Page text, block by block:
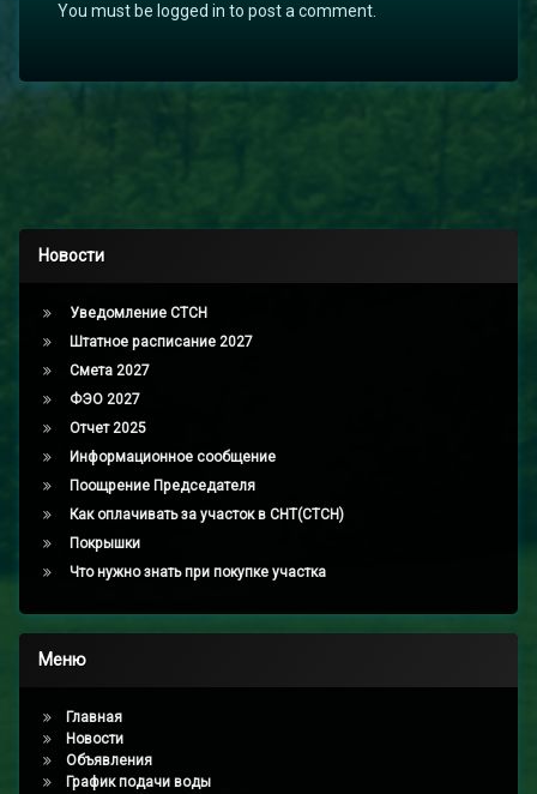
You must be logged in to post a comment.
Новости
Уведомление СТСН
Штатное расписание 2027
Смета 2027
ФЭО 2027
Отчет 2025
Информационное сообщение
Поощрение Председателя
Как оплачивать за участок в СНТ(СТСН)
Покрышки
Что нужно знать при покупке участка
Меню
Главная
Новости
Объявления
График подачи воды